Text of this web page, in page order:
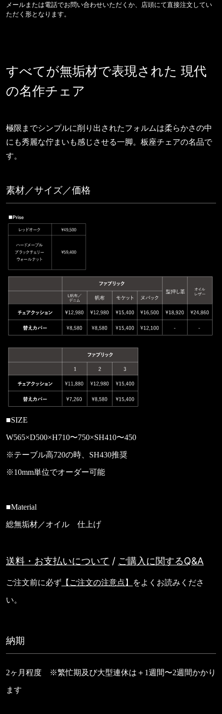
メールまたは電話でお問い合わせいただくか、店頭にて直接注文してい
ただく形となります。
すべてが無垢材で表現された 現代
の名作チェア
極限までシンプルに削り出されたフォルムは柔らかさの中
にも秀麗な佇まいも感じさせる一脚。板座チェアの名品で
す。
素材／サイズ／価格
■SIZE
W565×D500×H710〜750×SH410〜450
※テーブル高720の時、SH430推奨
※10mm単位でオーダー可能
■Material
総無垢材／オイル 仕上げ
送料・お支払いについて / ご購入に関するQ&A
ご注文前に必ず 【ご注文の注意点】 をよくお読みくださ
い。
納期
2ヶ月程度 ※繁忙期及び大型連休は＋1週間〜2週間かかり
ます